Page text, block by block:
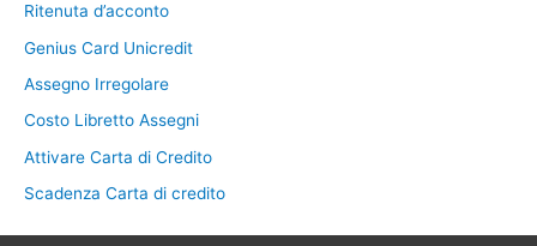
Ritenuta d’acconto
Genius Card Unicredit
Assegno Irregolare
Costo Libretto Assegni
Attivare Carta di Credito
Scadenza Carta di credito